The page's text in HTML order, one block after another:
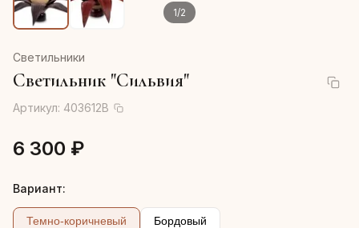
1/2
Светильники
Светильник "Сильвия"
Артикул: 403612B
6 300 ₽
Вариант:
Темно-коричневый Бордовый